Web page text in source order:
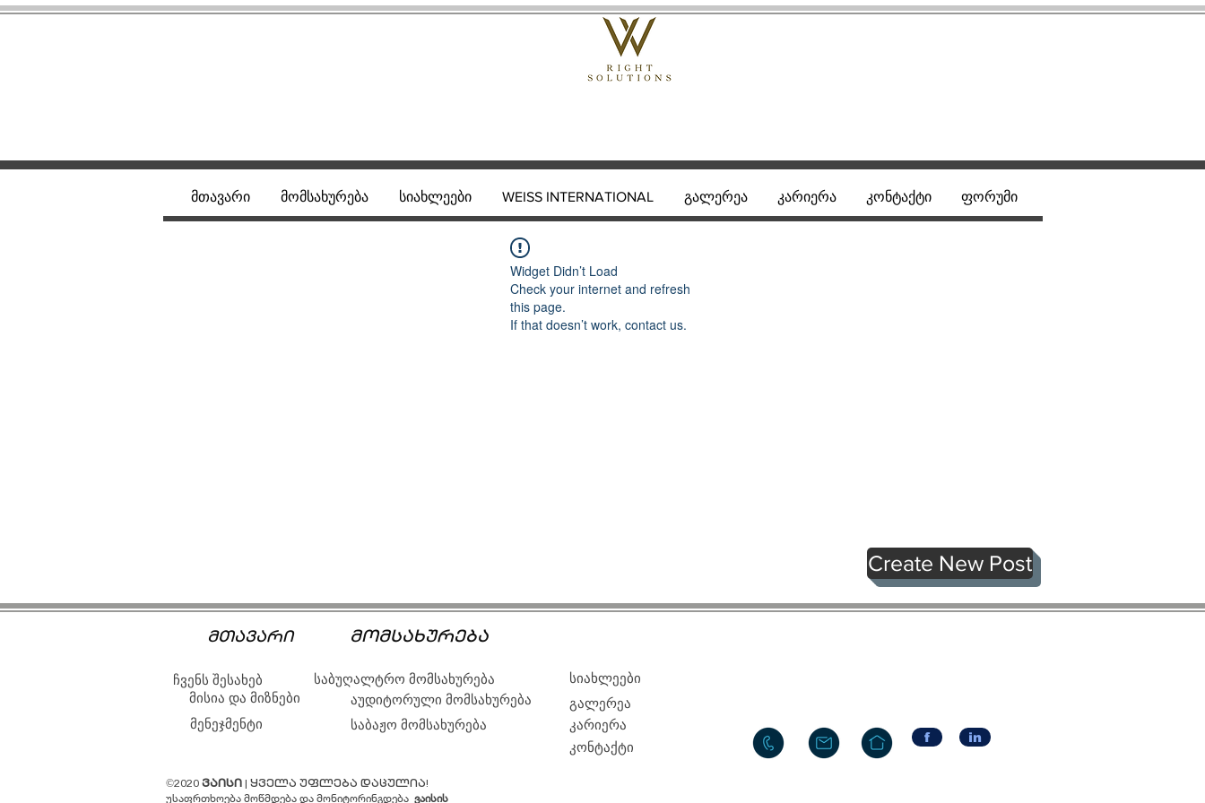
Widget Didn’t Load
Check your internet and refresh
this page.
If that doesn’t work, contact us.
Create New Post
მთავარი მომსახურება სიახლეები WEISS INTERNATIONAL გალერეა კარიერა კონტაქტი ფორუმი
მთავარი მომსახურება
ჩვენს შესახებ
მისია და მიზნები
საბუღალტრო მომსახურება
აუდიტორული მომსახურება
მენეჯმენტი
საბაჟო მომსახურება
სიახლეები
გალერეა
კარიერა
კონტაქტი
f in
©2020 ვაისი | ყველა უფლება დაცულია!
უსაფრთხოება მოწმდება და მონიტორინგდება ვაისის